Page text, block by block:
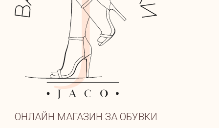
ОНЛАЙН МАГАЗИН ЗА ОБУВКИ